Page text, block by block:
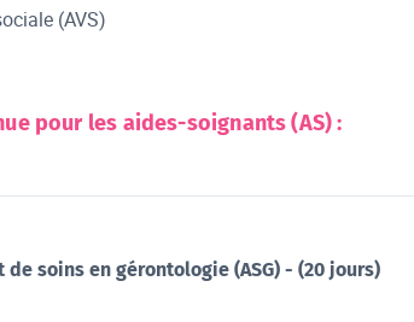
(AVS)
pour les aides-soignants (AS) :
soins en gérontologie (ASG) - (20 jours)